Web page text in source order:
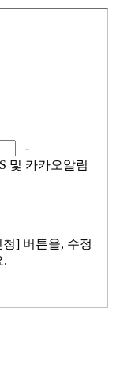
-
및 카카오알림
] 버튼을, 수정
.